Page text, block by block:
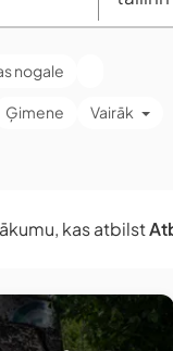
nogale
Ģimene Vairāk
kas atbilst